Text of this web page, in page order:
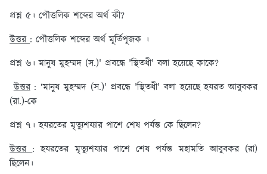
প্রশ্ন ৫। পৌত্তলিক শব্দের অর্থ কী?
উত্তর: পৌত্তলিক শব্দের অর্থ মূর্তিপূজক ।
প্রশ্ন ৬। মানুষ মুহম্মদ (স.)' প্রবন্ধে 'স্থিতধী' বলা হয়েছে কাকে?
উত্তর: ‘মানুষ মুহম্মদ (স.)' প্রবন্ধে 'স্থিতধী' বলা হয়েছে হযরত আবুবকর
(রা.)-কে
প্রশ্ন ৭। হযরতের মৃত্যুশয্যার পাশে শেষ পর্যন্ত কে ছিলেন?
উত্তর: হযরতের মৃত্যুশয্যার পাশে শেষ পর্যন্ত মহামতি আবুবকর (রা)
ছিলেন।